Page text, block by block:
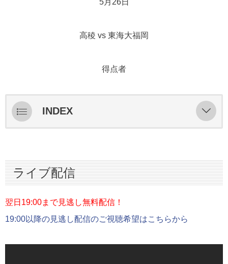
高稜 vs 東海大福岡
得点者
INDEX
ハイライト
インタビュー
ライブ配信
翌日19:00まで見逃し無料配信！
19:00以降の見逃し配信のご視聴希望はこちらから